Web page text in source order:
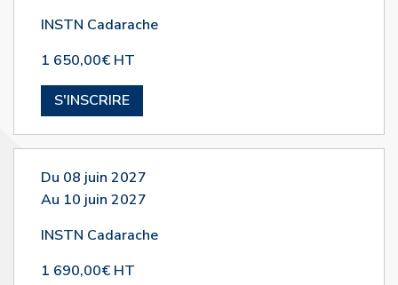
INSTN Cadarache
1 650,00€ HT
S'INSCRIRE
Du 08 juin 2027
Au 10 juin 2027
INSTN Cadarache
1 690,00€ HT